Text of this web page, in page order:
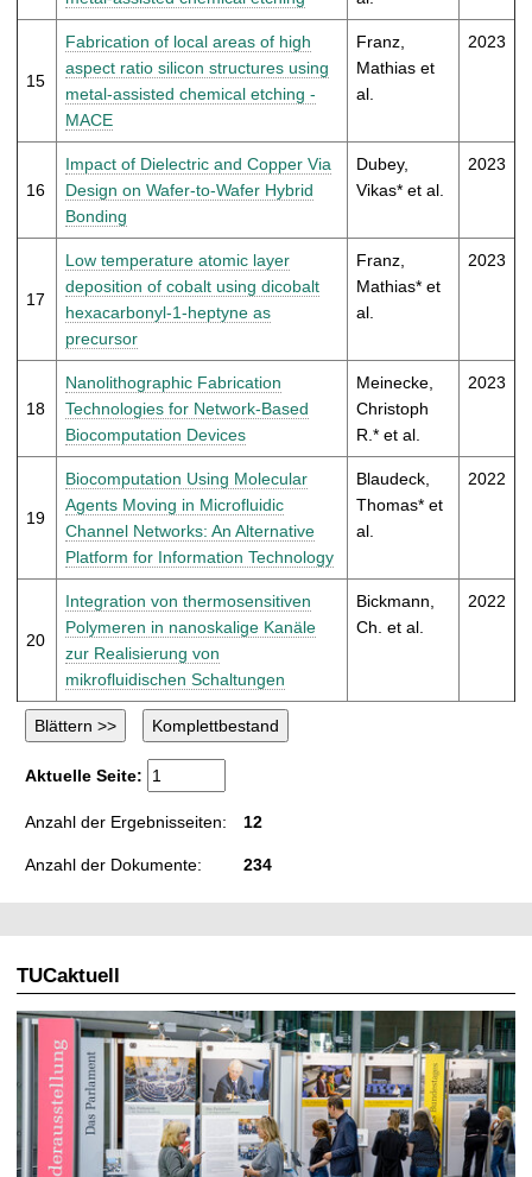
15
Fabrication of local areas of high
aspect ratio silicon structures using
metal-assisted chemical etching -
MACE
Franz,
Mathias et
al.
2023
16
Impact of Dielectric and Copper Via
Design on Wafer-to-Wafer Hybrid
Bonding
Dubey,
Vikas* et al.
2023
17
Low temperature atomic layer
deposition of cobalt using dicobalt
hexacarbonyl-1-heptyne as
precursor
Franz,
Mathias* et
al.
2023
18
Nanolithographic Fabrication
Technologies for Network-Based
Biocomputation Devices
Meinecke,
Christoph
R.* et al.
2023
19
Biocomputation Using Molecular
Agents Moving in Microfluidic
Channel Networks: An Alternative
Platform for Information Technology
Blaudeck,
Thomas* et
al.
2022
20
Integration von thermosensitiven
Polymeren in nanoskalige Kanäle
zur Realisierung von
mikrofluidischen Schaltungen
Bickmann,
Ch. et al.
2022
Aktuelle Seite:
Anzahl der Ergebnisseiten: 12
Anzahl der Dokumente: 234
TUCaktuell